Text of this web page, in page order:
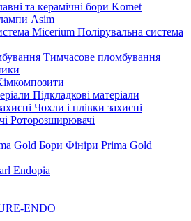
та керамічні бори Komet
Asim
Полірувальна система
Тимчасове пломбування
Підкладкові матеріали
Чохли і плівки захисні
Роторозширювачі
Бори Фініри Prima Gold
Endopia
ENDO